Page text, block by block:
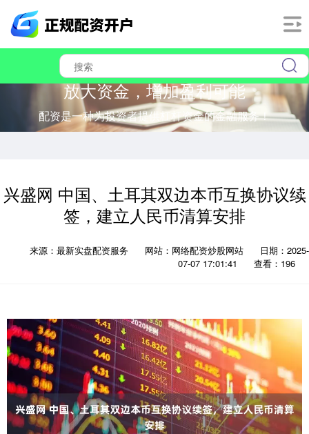
放大资金，增加盈利可能
配资是一种为投资者提供杠杆资金的金融服务！
兴盛网 中国、土耳其双边本币互换协议续
签，建立人民币清算安排
来源：最新实盘配资服务 网站：网络配资炒股网站
日期：2025-
07-07 17:01:41
查看：196